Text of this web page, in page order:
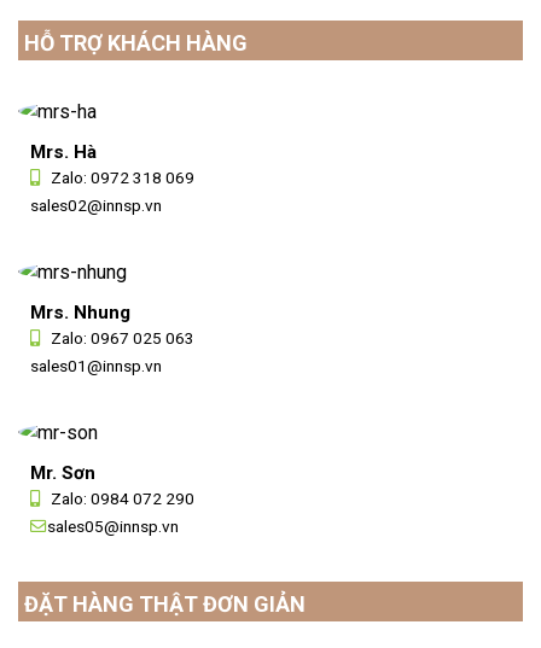
HỖ TRỢ KHÁCH HÀNG
Mrs. Hà
Zalo: 0972 318 069
sales02@innsp.vn
Mrs. Nhung
Zalo: 0967 025 063
sales01@innsp.vn
Mr. Sơn
Zalo: 0984 072 290
sales05@innsp.vn
ĐẶT HÀNG THẬT ĐƠN GIẢN